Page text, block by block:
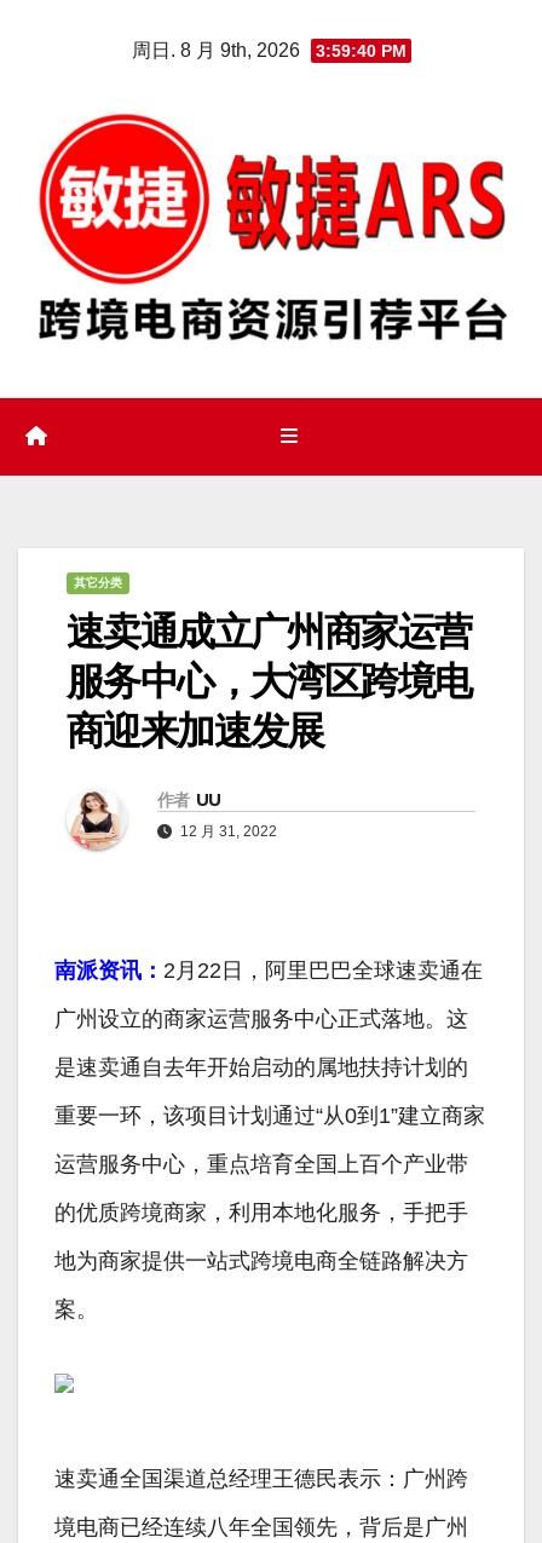
周日. 8 月 9th, 2026 3:59:41 PM
其它分类
速卖通成立广州商家运营
服务中心，大湾区跨境电
商迎来加速发展
作者 UU
12 月 31, 2022
南派资讯： 2月22日，阿里巴巴全球速卖通在
广州设立的商家运营服务中心正式落地。这
是速卖通自去年开始启动的属地扶持计划的
重要一环，该项目计划通过“从0到1”建立商家
运营服务中心，重点培育全国上百个产业带
的优质跨境商家，利用本地化服务，手把手
地为商家提供一站式跨境电商全链路解决方
案。
速卖通全国渠道总经理王德民表示：广州跨
境电商已经连续八年全国领先，背后是广州